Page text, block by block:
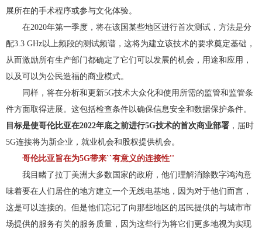
展所在的手术程序或参与文化体验。
在2020年第一季度，将在该国某些地区进行首次测试，方法是分
配3.3 GHz以上频段的测试频谱，这将为建立该技术的要求奠定基础，
从而激励所有生产部门都确定了它们可以发展的机会，用途和应用，
以及可以为公民造福的商业模式。
同样，将在分析和更新5G技术大众化和使用所需的监管和监管条
件方面取得进展。这包括检查条件以确保信息安全和数据保护条件。
目标是使哥伦比亚在2022年底之前进行5G技术的首次商业部署 ，届时
5G连接将为新企业，就业机会和股权提供机会。
哥伦比亚旨在为5G带来``有意义的连接性''
我目睹了拉丁美洲大多数国家的政府，他们理解消除数字鸿沟意
味着要在人们居住的地方建立一个无线电基地，因为对于他们而言，
这是可以连接的。但是他们忘记了向那些地区的居民提供的与城市市
场提供的服务有关的服务质量，因为这些行为将它们更多地视为实现